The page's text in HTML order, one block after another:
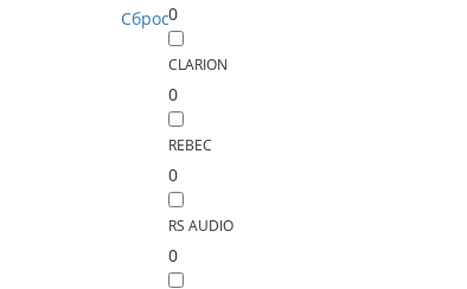
0
CLARION
0
REBEC
0
RS AUDIO
0
Сброс